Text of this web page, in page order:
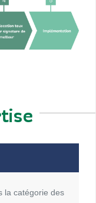
la catégorie des